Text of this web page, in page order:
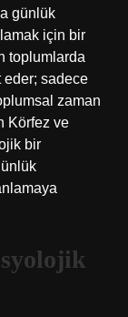
günlük
için bir
toplumlarda
eder; sadece
zaman
Körfez ve
bir